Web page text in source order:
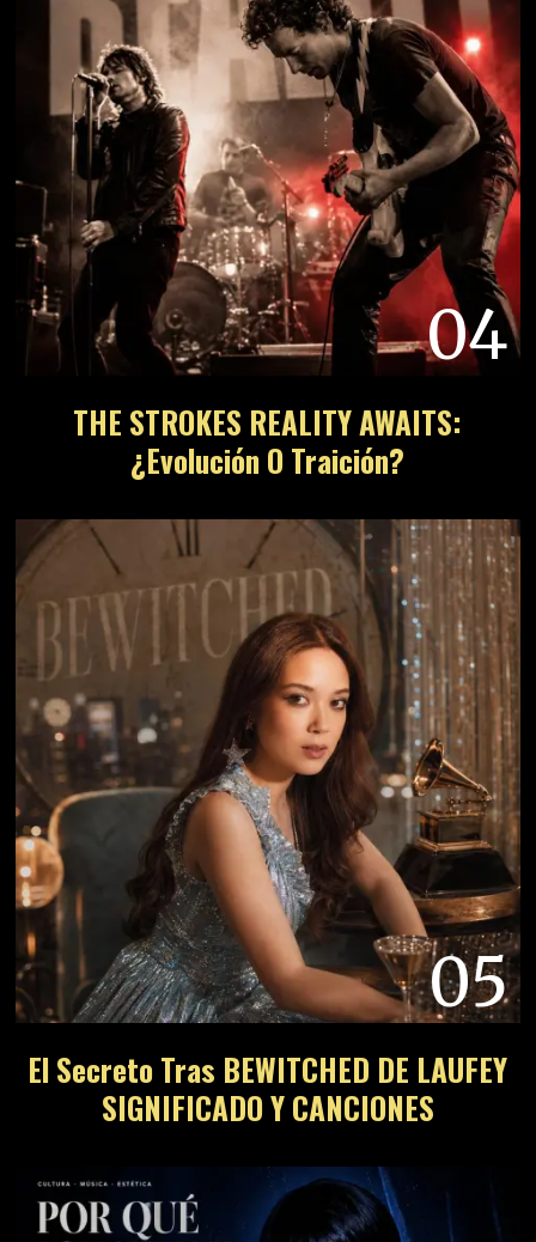
04
THE STROKES REALITY AWAITS:
¿Evolución O Traición?
05
El Secreto Tras BEWITCHED DE LAUFEY
SIGNIFICADO Y CANCIONES